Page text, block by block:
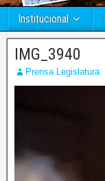
Institucional
IMG_3940
Prensa Legislatura